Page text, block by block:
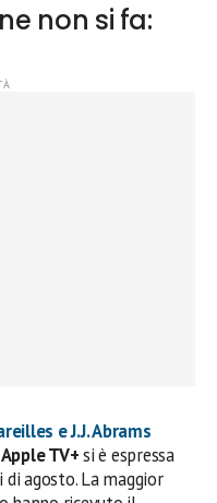
non si fa:
eJ.J. Abrams
Apple TV+si è espressa
agosto. La maggior